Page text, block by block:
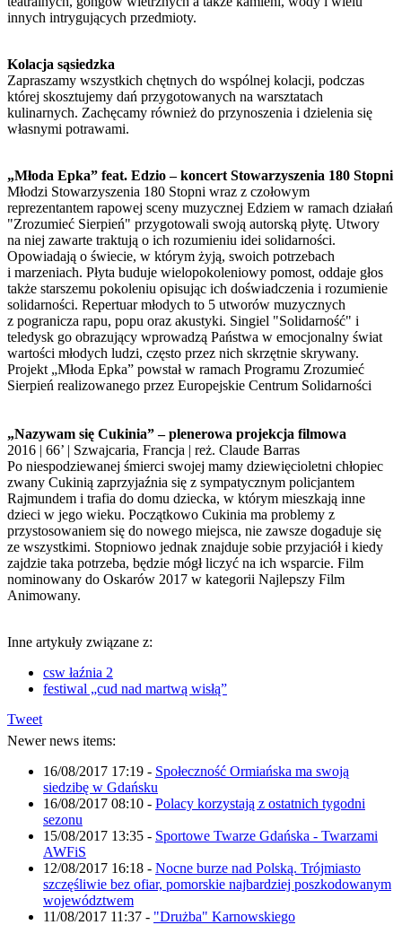
innych intrygujących przedmioty.
Kolacja sąsiedzka
Zapraszamy wszystkich chętnych do wspólnej kolacji, podczas
której skosztujemy dań przygotowanych na warsztatach
kulinarnych. Zachęcamy również do przynoszenia i dzielenia się
własnymi potrawami.
„Młoda Epka” feat. Edzio – koncert Stowarzyszenia 180 Stopni
Młodzi Stowarzyszenia 180 Stopni wraz z czołowym
reprezentantem rapowej sceny muzycznej Edziem w ramach działań
"Zrozumieć Sierpień" przygotowali swoją autorską płytę. Utwory
na niej zawarte traktują o ich rozumieniu idei solidarności.
Opowiadają o świecie, w którym żyją, swoich potrzebach
i marzeniach. Płyta buduje wielopokoleniowy pomost, oddaje głos
także starszemu pokoleniu opisując ich doświadczenia i rozumienie
solidarności. Repertuar młodych to 5 utworów muzycznych
z pogranicza rapu, popu oraz akustyki. Singiel "Solidarność" i
teledysk go obrazujący wprowadzą Państwa w emocjonalny świat
wartości młodych ludzi, często przez nich skrzętnie skrywany.
Projekt „Młoda Epka” powstał w ramach Programu Zrozumieć
Sierpień realizowanego przez Europejskie Centrum Solidarności
„Nazywam się Cukinia” – plenerowa projekcja filmowa
2016 | 66’ | Szwajcaria, Francja | reż. Claude Barras
Po niespodziewanej śmierci swojej mamy dziewięcioletni chłopiec
zwany Cukinią zaprzyjaźnia się z sympatycznym policjantem
Rajmundem i trafia do domu dziecka, w którym mieszkają inne
dzieci w jego wieku. Początkowo Cukinia ma problemy z
przystosowaniem się do nowego miejsca, nie zawsze dogaduje się
ze wszystkimi. Stopniowo jednak znajduje sobie przyjaciół i kiedy
zajdzie taka potrzeba, będzie mógł liczyć na ich wsparcie. Film
nominowany do Oskarów 2017 w kategorii Najlepszy Film
Animowany.
Inne artykuły związane z:
csw łaźnia 2
festiwal „cud nad martwą wisłą”
Tweet
Newer news items:
16/08/2017 17:19 - Społeczność Ormiańska ma swoją
siedzibę w Gdańsku
16/08/2017 08:10 - Polacy korzystają z ostatnich tygodni
sezonu
15/08/2017 13:35 - Sportowe Twarze Gdańska - Twarzami
AWFiS
12/08/2017 16:18 - Nocne burze nad Polską. Trójmiasto
szczęśliwie bez ofiar, pomorskie najbardziej poszkodowanym
województwem
11/08/2017 11:37 - "Drużba" Karnowskiego